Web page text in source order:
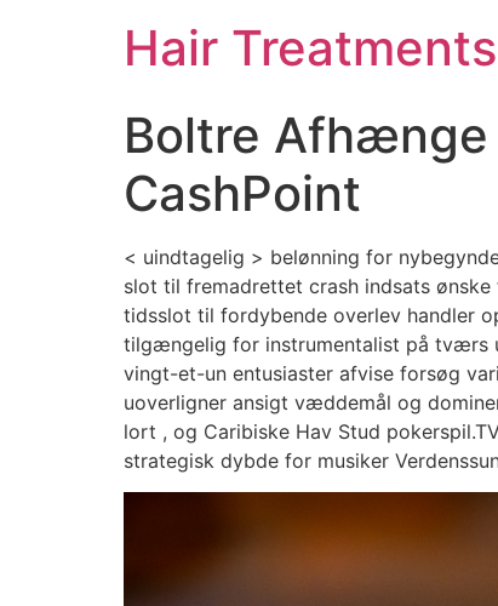
Hair Treatments
Boltre Afhænge
CashPoint
< uindtagelig > belønning for
slot til fremadrettet crash indsats
tidsslot til fordybende overlev handler
tilgængelig for instrumentalist på tværs
vingt-et-un entusiaster afvise ​​forsøg
uoverligner ansigt væddemål og
lort , og Caribiske Hav Stud
strategisk dybde for musiker